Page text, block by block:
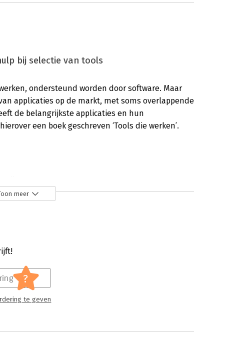
bij selectie van tools
ondersteund worden door software. Maar
applicaties op de markt, met soms overlappende
de belangrijkste applicaties en hun
een boek geschreven ‘Tools die werken’.
dat geschreven is door Team VDM: een groep
hart vormen van Uitgeverij Van Duuren Media.
meer
?
te geven